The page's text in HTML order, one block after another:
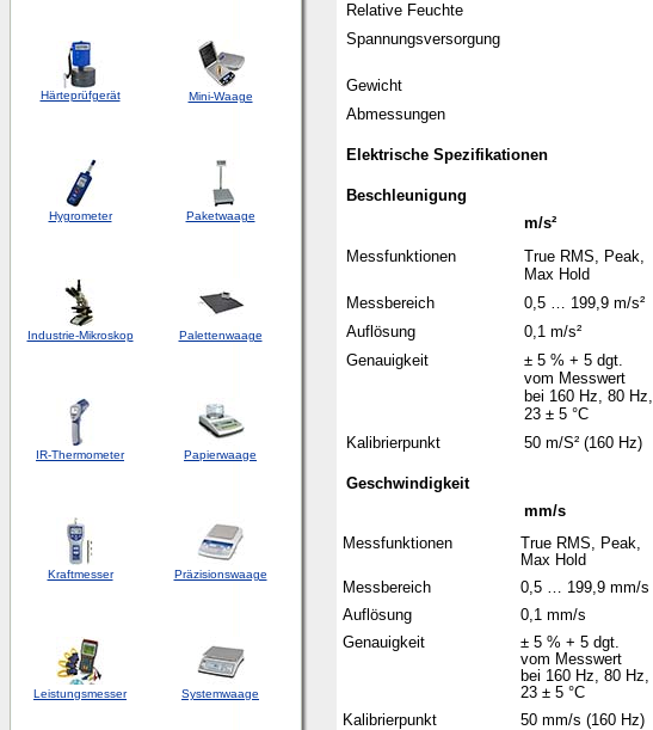
Härteprüfgerät Mini-Waage
Hygrometer Paketwaage
Industrie-Mikroskop Palettenwaage
IR-Thermometer Papierwaage
Kraftmesser Präzisionswaage
Leistungsmesser Systemwaage
Relative Feuchte
Spannungsversorgung
Gewicht
Abmessungen
Elektrische Spezifikationen
Beschleunigung
m/s²
Messfunktionen
True RMS, Peak,
Max Hold
Messbereich
0,5 … 199,9 m/s²
Auflösung
0,1 m/s²
Genauigkeit
± 5 % + 5 dgt.
vom Messwert
bei 160 Hz, 80 Hz,
23 ± 5 °C
Kalibrierpunkt
50 m/S² (160 Hz)
Geschwindigkeit
mm/s
Messfunktionen
True RMS, Peak,
Max Hold
Messbereich
0,5 … 199,9 mm/s
Auflösung
0,1 mm/s
Genauigkeit
± 5 % + 5 dgt.
vom Messwert
bei 160 Hz, 80 Hz,
23 ± 5 °C
Kalibrierpunkt
50 mm/s (160 Hz)